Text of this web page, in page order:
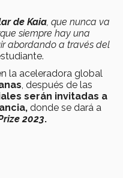
de Kaia, que nunca va
siempre hay una
abordando a través del
la aceleradora global
, después de las
serán invitadas a
donde se dará a
2023.